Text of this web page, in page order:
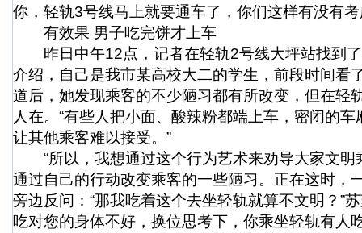
你，轻轨3号线马上就要通车了，你们这样有没有
有效果 男子吃完饼才上车
昨日中午12点，记者在轻轨2号线大坪站找到
介绍，自己是我市某高校大二的学生，前段时间看
道后，她发现乘客的不少陋习都有所改变，但在轻
人在。“有些人把小面、酸辣粉都端上车，密闭的
让其他乘客难以接受。”
“所以，我想通过这个行为艺术来劝导大家文明
通过自己的行动改变乘客的一些陋习。正在这时，
旁边反问：“那我吃着这个去坐轻轨就算不文明？”
吃对您的身体不好，换位思考下，你乘坐轻轨有人